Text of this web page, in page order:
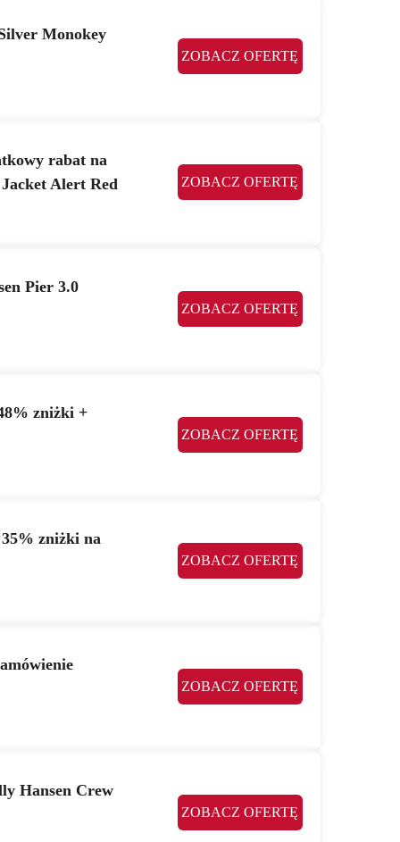
Monokey
ZOBACZ OFERTĘ
rabat na
Alert Red
ZOBACZ OFERTĘ
Pier 3.0
ZOBACZ OFERTĘ
zniżki +
ZOBACZ OFERTĘ
zniżki na
ZOBACZ OFERTĘ
ZOBACZ OFERTĘ
Hansen Crew
ZOBACZ OFERTĘ